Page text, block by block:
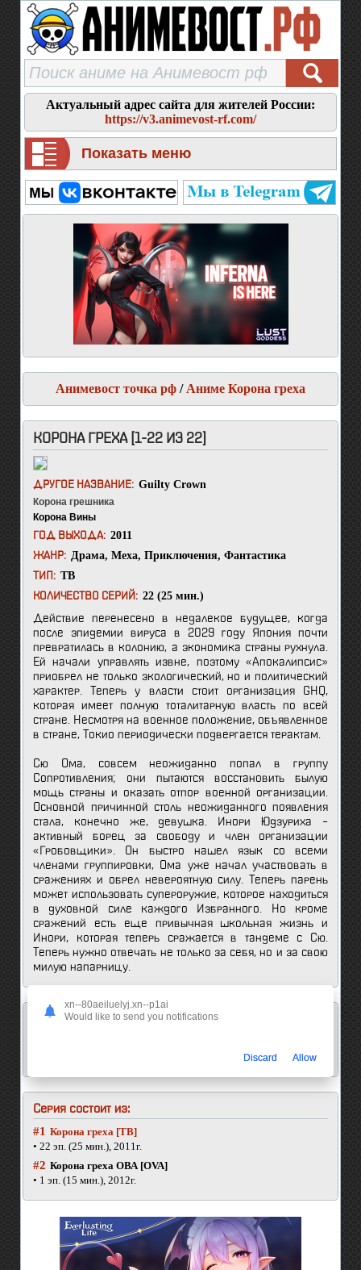
Актуальный адрес сайта для жителей России:
https://v3.animevost-rf.com/
Показать меню
Анимевост точка рф / Аниме Корона греха
КОРОНА ГРЕХА [1-22 ИЗ 22]
ДРУГОЕ НАЗВАНИЕ: Guilty Crown
Корона грешника
Корона Вины
ГОД ВЫХОДА: 2011
ЖАНР: Драма, Меха, Приключения, Фантастика
ТИП: ТВ
КОЛИЧЕСТВО СЕРИЙ: 22 (25 мин.)
Действие перенесено в недалекое будущее, когда
после эпидемии вируса в 2029 году Япония почти
превратилась в колонию, а экономика страны рухнула.
Ей начали управлять извне, поэтому «Апокалипсис»
приобрел не только экологический, но и политический
характер. Теперь у власти стоит организация GHQ,
которая имеет полную тоталитарную власть по всей
стране. Несмотря на военное положение, объявленное
в стране, Токио периодически подвергается терактам.
Сю Ома, совсем неожиданно попал в группу
Сопротивления; они пытаются восстановить былую
мощь страны и оказать отпор военной организации.
Основной причинной столь неожиданного появления
стала, конечно же, девушка. Инори Юдзуриха –
активный борец за свободу и член организации
«Гробовщики». Он быстро нашел язык со всеми
членами группировки, Ома уже начал участвовать в
сражениях и обрел невероятную силу. Теперь парень
может использовать супероружие, которое находиться
в духовной силе каждого Избранного. Но кроме
сражений есть еще привычная школьная жизнь и
Инори, которая теперь сражается в тандеме с Сю.
Теперь нужно отвечать не только за себя, но и за свою
милую напарницу.
Мнение анимешников об этом аниме:
Серия состоит из:
#1 Корона греха [ТВ]
• 22 эп. (25 мин.), 2011г.
#2 Корона греха ОВА [OVA]
• 1 эп. (15 мин.), 2012г.
xn--80aeiluelyj.xn--p1ai
Would like to send you notifications
Discard Allow